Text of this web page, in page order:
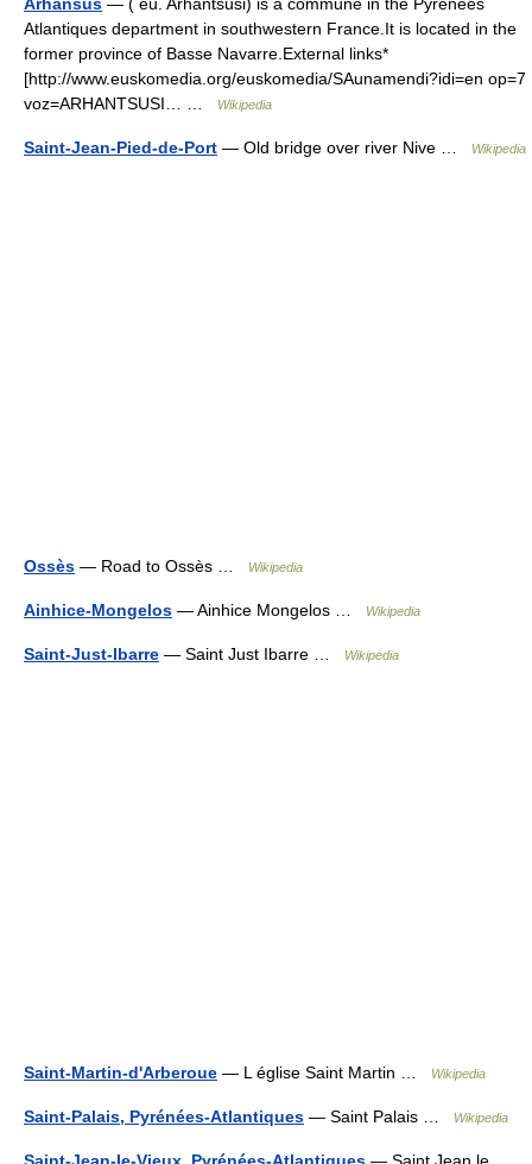
Arhansus — ( eu. Arhantsusi) is a commune in the Pyrénées
Atlantiques department in southwestern France.It is located in the
former province of Basse Navarre.External links*
[http://www.euskomedia.org/euskomedia/SAunamendi?idi=en op=7
voz=ARHANTSUSI… …
Wikipedia
Saint-Jean-Pied-de-Port — Old bridge over river Nive … Wikipedia
Ossès — Road to Ossès … Wikipedia
Ainhice-Mongelos — Ainhice Mongelos … Wikipedia
Saint-Just-Ibarre — Saint Just Ibarre … Wikipedia
Saint-Martin-d'Arberoue — L église Saint Martin … Wikipedia
Saint-Palais, Pyrénées-Atlantiques — Saint Palais … Wikipedia